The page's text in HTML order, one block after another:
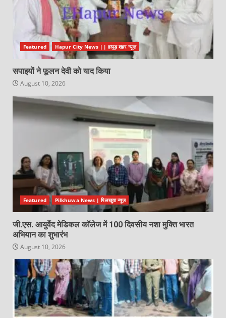
Featured Hapur City News || हापुड़ शहर न्यूज़
सपाइयों ने फूलन देवी को याद किया
August 10, 2026
Featured Pilkhuwa News | पिलखुवा न्यूज़
जी.एस. आयुर्वेद मेडिकल कॉलेज में 100 दिवसीय नशा मुक्ति भारत
अभियान का शुभारंभ
August 10, 2026